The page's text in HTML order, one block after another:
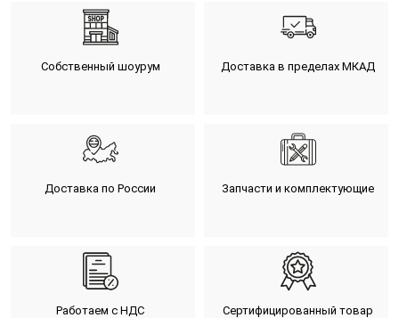
Собственный шоурум Доставка в пределах МКАД
Доставка по России Запчасти и комплектующие
Работаем с НДС Сертифицированный товар